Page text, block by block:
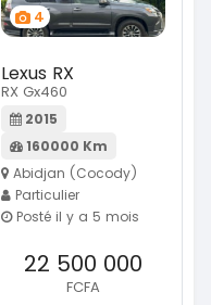
4
Lexus RX
RX Gx460
2015
160000 Km
Abidjan (Cocody)
Particulier
Posté il y a 5 mois
22 500 000
FCFA